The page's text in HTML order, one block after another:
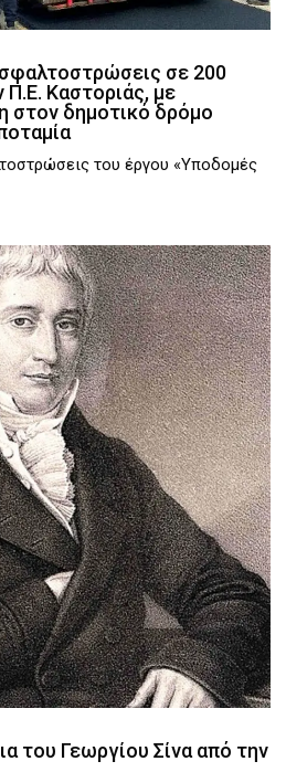
σε 200
Π.Ε. Καστοριάς, με
στον δημοτικό δρόμο
του έργου «Υποδομές
του Γεωργίου Σίνα από την